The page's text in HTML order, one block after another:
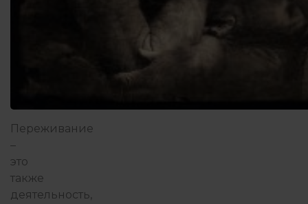
Переживание
–
это
также
деятельность,